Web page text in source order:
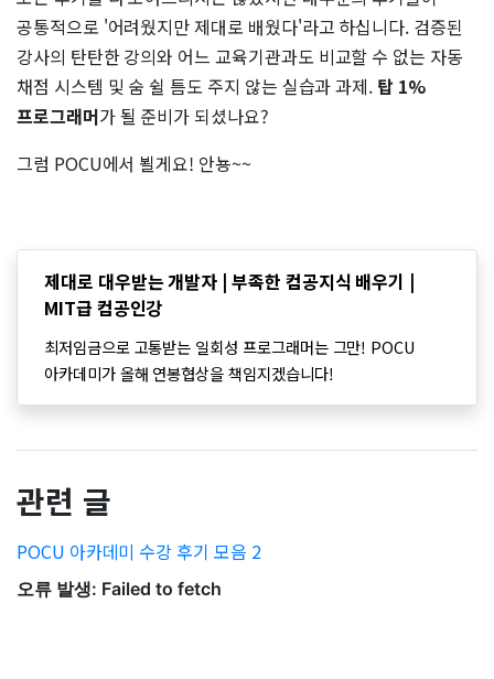
공통적으로 '어려웠지만 제대로 배웠다'라고 하십니다. 검증된
강사의 탄탄한 강의와 어느 교육기관과도 비교할 수 없는 자동
채점 시스템 및 숨 쉴 틈도 주지 않는 실습과 과제. 탑 1%
프로그래머가 될 준비가 되셨나요?
그럼 POCU에서 뵐게요! 안뇽~~
제대로 대우받는 개발자 | 부족한 컴공지식 배우기 |
MIT급 컴공인강
최저임금으로 고통받는 일회성 프로그래머는 그만! POCU
아카데미가 올해 연봉협상을 책임지겠습니다!
관련 글
POCU 아카데미 수강 후기 모음 2